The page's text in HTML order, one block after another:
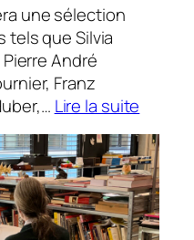
une sélection
tels que Silvia
André
Franz
Lire la suite
@
2025